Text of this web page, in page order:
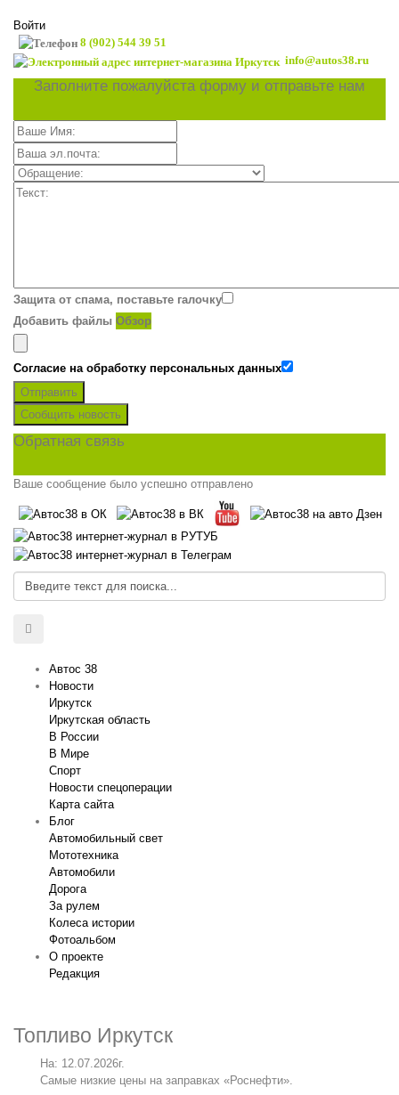
Войти
8 (902) 544 39 51
info@autos38.ru
Заполните пожалуйста форму и отправьте нам
Защита от спама, поставьте галочку
Добавить файлы Обзор
Согласие на обработку персональных данных
Отправить
Сообщить новость
Обратная связь
Ваше сообщение было успешно отправлено
Автос 38
Новости
Иркутск
Иркутская область
В России
В Мире
Спорт
Новости спецоперации
Карта сайта
Блог
Автомобильный свет
Мототехника
Автомобили
Дорога
За рулем
Колеса истории
Фотоальбом
О проекте
Редакция
Топливо Иркутск
На: 12.07.2026г.
Самые низкие цены на заправках «Роснефти».